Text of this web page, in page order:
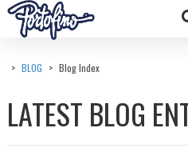
> BLOG > Blog Index
LATEST BLOG